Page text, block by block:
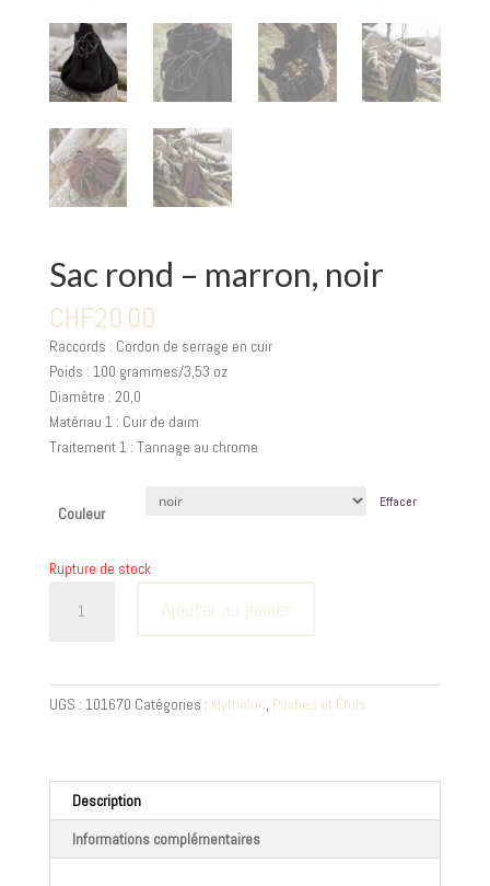
Sac rond – marron, noir
CHF20.00
Raccords : Cordon de serrage en cuir
Poids : 100 grammes/3,53 oz
Diamètre : 20,0
Matériau 1 : Cuir de daim
Traitement 1 : Tannage au chrome
Couleur
Effacer
Rupture de stock
Ajouter au panier
UGS : 101670 Catégories : Mytholon, Poches et Étuis
Description
Informations complémentaires